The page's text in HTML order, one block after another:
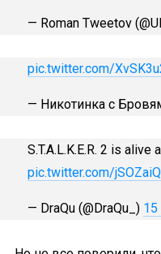
— Roman Tweetov
pic.twitter.com/
— Никотинка с
S.T.A.L.K.E.R. 2 is alive
pic.twitter.com/
— DraQu (@DraQu_) 15